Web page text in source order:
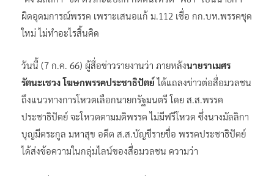
ผิดอุดมการณ์พรรค เพราะเสนอแก้ ม.112 เชื่อ กก.บห.พรรคชุด
ใหม่ ไม่ทำอะไรสิ้นคิด
วันนี้ (7 ก.ค. 66) ผู้สื่อข่าวรายงานว่า ภายหลังนายราเมศร
รัตนะเชวง โฆษกพรรคประชาธิปัตย์ ได้แถลงข่าวต่อสื่อมวลชน
ถึงแนวทางการโหวตเลือกนายกรัฐมนตรี โดย ส.ส.พรรค
ประชาธิปัตย์ จะโหวตตามมติพรรค ไม่มีฟรีโหวต ซึ่งนางมัลลิกา
บุญมีตระกูล มหาสุข อดีต ส.ส.บัญชีรายชื่อ พรรคประชาธิปัตย์
ได้ส่งข้อความในกลุ่มไลน์ของสื่อมวลชน ความว่า